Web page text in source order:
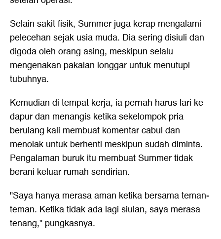
Selain sakit fisik, Summer juga kerap mengalami
pelecehan sejak usia muda. Dia sering disiuli dan
digoda oleh orang asing, meskipun selalu
mengenakan pakaian longgar untuk menutupi
tubuhnya.
Kemudian di tempat kerja, ia pernah harus lari ke
dapur dan menangis ketika sekelompok pria
berulang kali membuat komentar cabul dan
menolak untuk berhenti meskipun sudah diminta.
Pengalaman buruk itu membuat Summer tidak
berani keluar rumah sendirian.
"Saya hanya merasa aman ketika bersama teman-
teman. Ketika tidak ada lagi siulan, saya merasa
tenang," pungkasnya.